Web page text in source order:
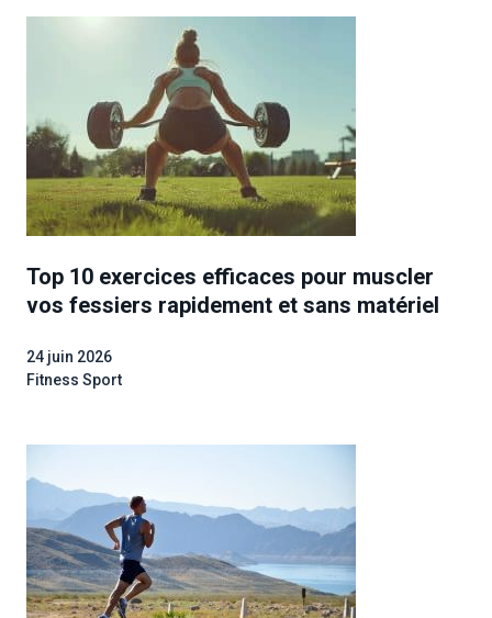
Top 10 exercices efficaces pour muscler
vos fessiers rapidement et sans matériel
24 juin 2026
Fitness Sport